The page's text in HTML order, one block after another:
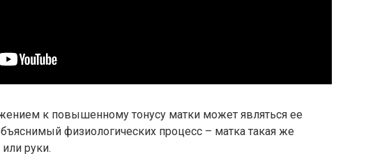
к повышенному тонусу матки может являться ее
физиологических процесс – матка такая же
руки.